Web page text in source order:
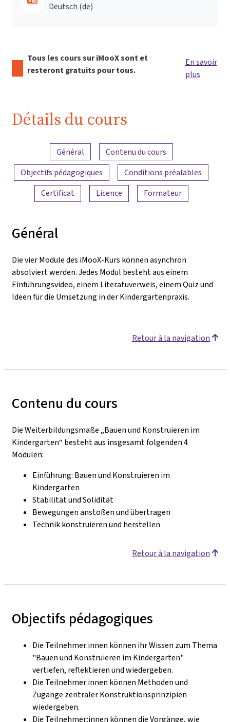
Deutsch ‎(de)‎
Tous les cours sur iMooX sont et
resteront gratuits pour tous.
En savoir
plus
Détails du cours
Aperçu du contenu
Général
Contenu du cours
Objectifs pédagogiques
Conditions préalables
Certificat
Licence Formateur
Général
Die vier Module des iMooX-Kurs können asynchron
absolviert werden. Jedes Modul besteht aus einem
Einführungsvideo, einem Literatuverweis, einem Quiz und
Ideen für die Umsetzung in der Kindergartenpraxis.
Retour à la navigation
Contenu du cours
Die Weiterbildungsmaße „Bauen und Konstruieren im
Kindergarten“ besteht aus insgesamt folgenden 4
Modulen:
Einführung: Bauen und Konstruieren im
Kindergarten
Stabilität und Solidität
Bewegungen anstoßen und übertragen
Technik konstruieren und herstellen
Retour à la navigation
Objectifs pédagogiques
Die Teilnehmer:innen können ihr Wissen zum Thema
"Bauen und Konstruieren im Kindergarten"
vertiefen, reflektieren und wiedergeben.
Die Teilnehmer:innen können Methoden und
Zugänge zentraler Konstruktionsprinzipien
wiedergeben.
Die Teilnehmer;innen können die Vorgänge, wie